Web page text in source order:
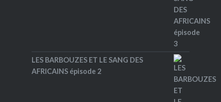
LES BARBOUZES ET LE SANG DES
AFRICAINS épisode 2